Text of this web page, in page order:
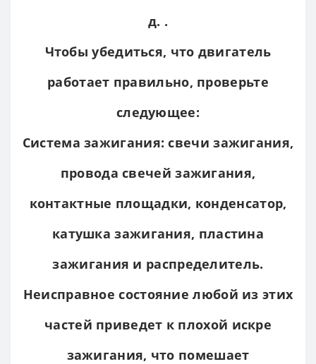
д. .
Чтобы убедиться, что двигатель
работает правильно, проверьте
следующее:
Система зажигания: свечи зажигания,
провода свечей зажигания,
контактные площадки, конденсатор,
катушка зажигания, пластина
зажигания и распределитель.
Неисправное состояние любой из этих
частей приведет к плохой искре
зажигания, что помешает